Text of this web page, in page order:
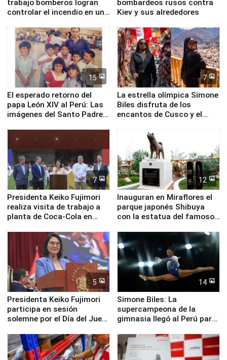
trabajo bomberos logran
controlar el incendio en una
de Chile
bombardeos rusos contra
Kiev y sus alrededores
15
El esperado retorno del
papa León XIV al Perú: Las
imágenes del Santo Padre
7
La estrella olímpica Simone
Biles disfruta de los
encantos de Cusco y el
7
Presidenta Keiko Fujimori
realiza visita de trabajo a
planta de Coca-Cola en
12
Inauguran en Miraflores el
parque japonés Shibuya
con la estatua del famoso
5
Presidenta Keiko Fujimori
participa en sesión
solemne por el Día del Juez
14
Simone Biles: La
supercampeona de la
gimnasia llegó al Perú para
Panamericanos Lima 2027